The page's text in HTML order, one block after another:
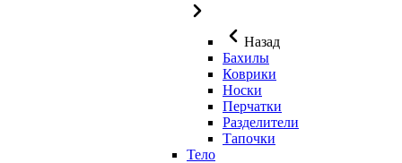
Назад
Бахилы
Коврики
Носки
Перчатки
Разделители
Тапочки
Тело